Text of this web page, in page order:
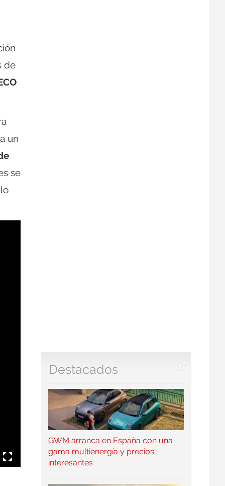
de
un
se
Destacados
GWM arranca en España con una
gama multienergía y precios
interesantes